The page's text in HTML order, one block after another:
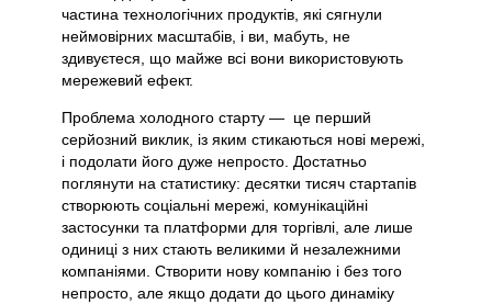
частина технологічних продуктів, які сягнули
неймовірних масштабів, і ви, мабуть, не
здивуєтеся, що майже всі вони використовують
мережевий ефект.
Проблема холодного старту — це перший
серйозний виклик, із яким стикаються нові мережі,
і подолати його дуже непросто. Достатньо
поглянути на статистику: десятки тисяч стартапів
створюють соціальні мережі, комунікаційні
застосунки та платформи для торгівлі, але лише
одиниці з них стають великими й незалежними
компаніями. Створити нову компанію і без того
непросто, але якщо додати до цього динаміку